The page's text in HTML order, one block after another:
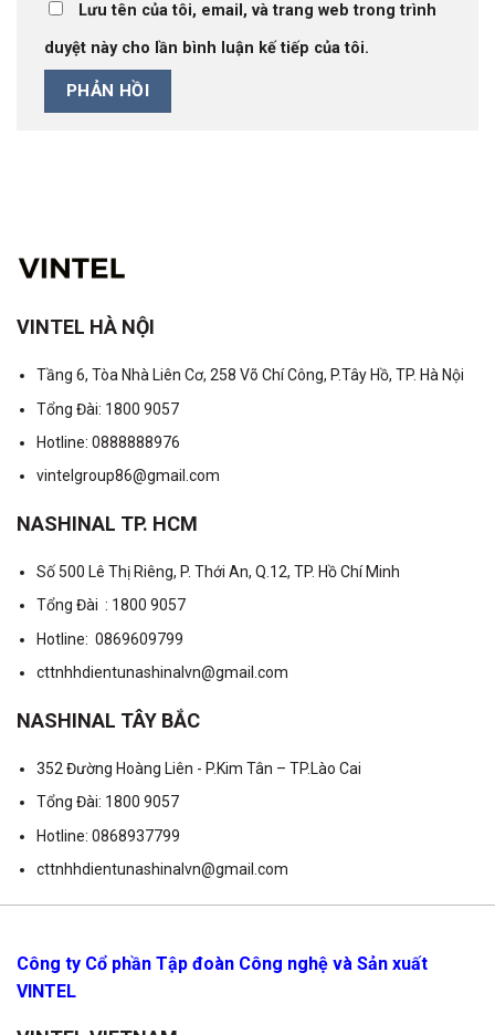
Lưu tên của tôi, email, và trang web trong trình
duyệt này cho lần bình luận kế tiếp của tôi.
VINTEL HÀ NỘI
Tầng 6, Tòa Nhà Liên Cơ, 258 Võ Chí Công, P.Tây Hồ, TP. Hà Nội
Tổng Đài: 1800 9057
Hotline: 0888888976
vintelgroup86@gmail.com
NASHINAL TP. HCM
Số 500 Lê Thị Riêng, P. Thới An, Q.12, TP. Hồ Chí Minh
Tổng Đài : 1800 9057
Hotline: 0869609799
cttnhhdientunashinalvn@gmail.com
NASHINAL TÂY BẮC
352 Đường Hoàng Liên - P.Kim Tân – TP.Lào Cai
Tổng Đài: 1800 9057
Hotline: 0868937799
cttnhhdientunashinalvn@gmail.com
Công ty Cổ phần Tập đoàn Công nghệ và Sản xuất
VINTEL